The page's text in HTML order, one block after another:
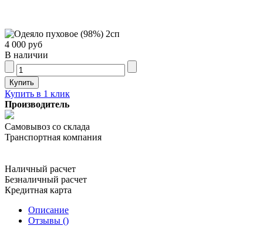
4 000 руб
В наличии
Купить в 1 клик
Производитель
Самовывоз со склада
Транспортная компания
Наличный расчет
Безналичный расчет
Кредитная карта
Описание
Отзывы ()